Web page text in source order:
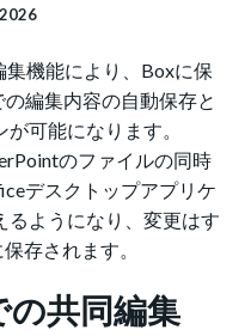
機能により、Boxに保
編集内容の自動保存と
可能になります。
のファイルの同時
デスクトップアプリケ
るようになり、変更はす
存されます。
共同編集